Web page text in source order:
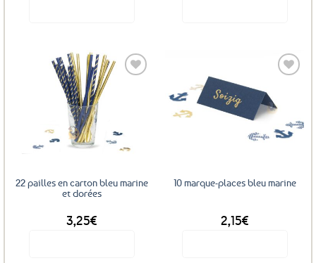
22 pailles en carton bleu marine
et dorées
3,25€
Ajouter
favoris
10 marque-places bleu marine
2,15€